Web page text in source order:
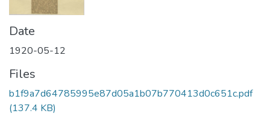
Date
1920-05-12
Files
b1f9a7d64785995e87d05a1b07b770413d0c651c.pdf
(137.4 KB)